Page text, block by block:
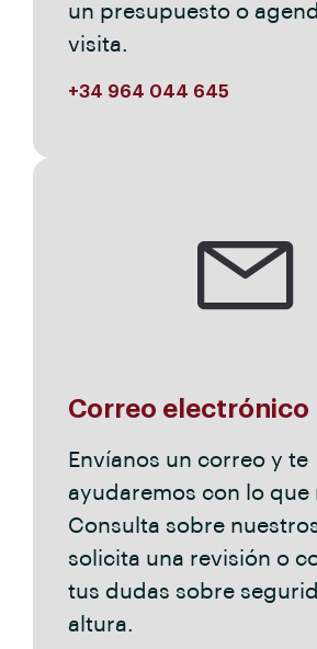
un presupuesto o
visita.
+34 964 044 645
Correo electrónico
Envíanos un correo y te
ayudaremos con lo que
Consulta sobre
solicita una revisión o
tus dudas sobre
altura.